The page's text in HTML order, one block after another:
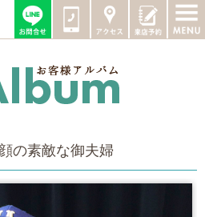
の素敵な御夫婦